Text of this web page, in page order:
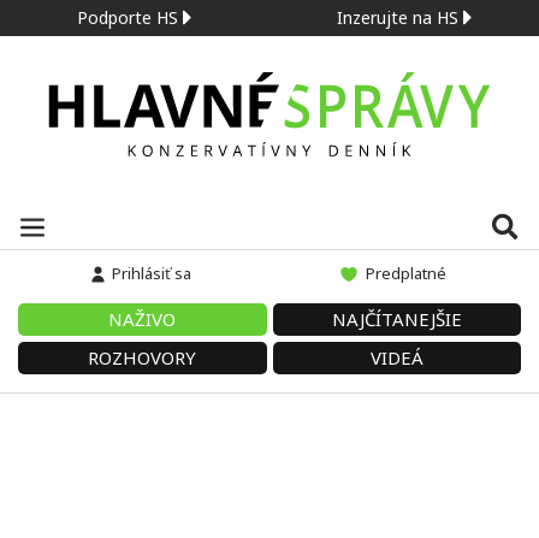
Podporte HS Inzerujte na HS
Prihlásiť sa Predplatné
NAŽIVO
NAJČÍTANEJŠIE
ROZHOVORY
VIDEÁ